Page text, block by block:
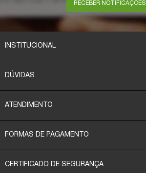
RECEBER NOTIFICAÇÕES
INSTITUCIONAL
DÚVIDAS
ATENDIMENTO
FORMAS DE PAGAMENTO
CERTIFICADO DE SEGURANÇA